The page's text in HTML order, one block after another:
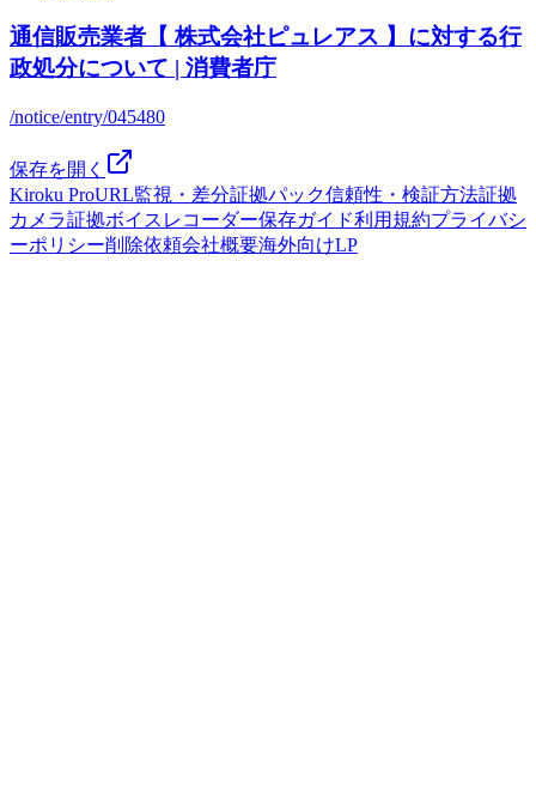
通信販売業者【 株式会社ピュレアス 】に対する行
政処分について | 消費者庁
/notice/entry/045480
保存を開く
Kiroku ProURL監視・差分証拠パック信頼性・検証方法証拠
カメラ証拠ボイスレコーダー保存ガイド利用規約プライバシ
ーポリシー削除依頼会社概要海外向けLP